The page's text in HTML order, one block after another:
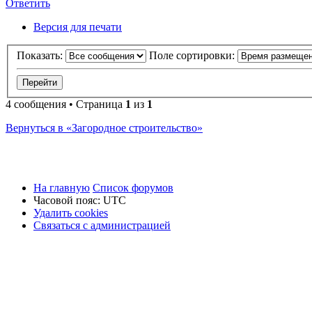
Ответить
Ответить
Версия для печати
Показать: Поле сортировки:
4 сообщения • Страница 1 из 1
Вернуться в «Загородное строительство»
На главную Список форумов
Часовой пояс: UTC
Удалить cookies
Связаться
Связаться с администрацией